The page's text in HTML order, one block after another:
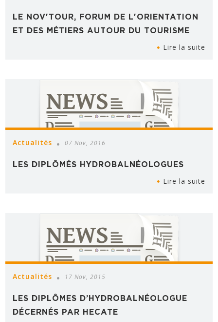
LE NOV'TOUR, FORUM DE L'ORIENTATION
ET DES MÉTIERS AUTOUR DU TOURISME
Lire la suite
Actualités 07 Nov, 2016
LES DIPLÔMÉS HYDROBALNÉOLOGUES
Lire la suite
Actualités 17 Nov, 2015
LES DIPLÔMES D’HYDROBALNÉOLOGUE
DÉCERNÉS PAR HECATE